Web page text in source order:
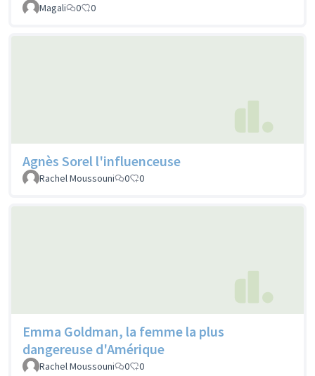
Magali 0 0
Agnès Sorel l'influenceuse
Rachel Moussouni 0 0
Emma Goldman, la femme la plus
dangereuse d'Amérique
Rachel Moussouni 0 0